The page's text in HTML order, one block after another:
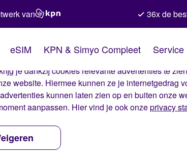
Met deze cookies zorgen wij ervoor dat je
je dankzij cookies relevante advertenties te
website. Hiermee kunnen ze je internetgedrag
kunnen laten zien op en buiten onze
aanpassen. Hier vind je ook onzeprivacy
van 36x de
eSIM KPN & Simyo Compleet Service
Start